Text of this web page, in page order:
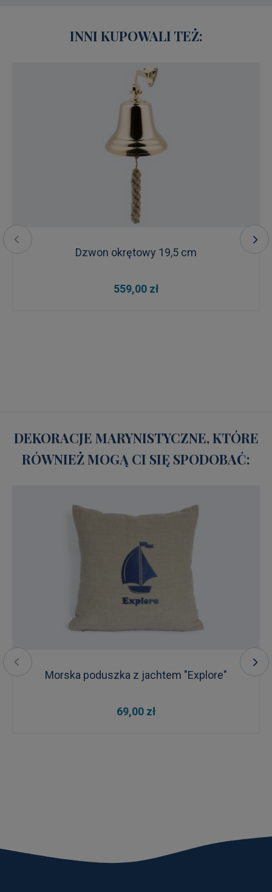
INNI KUPOWALI TEŻ:
Dzwon okrętowy 19,5 cm
559,00 zł
DEKORACJE MARYNISTYCZNE, KTÓRE
RÓWNIEŻ MOGĄ CI SIĘ SPODOBAĆ:
Morska poduszka z jachtem "Explore"
69,00 zł